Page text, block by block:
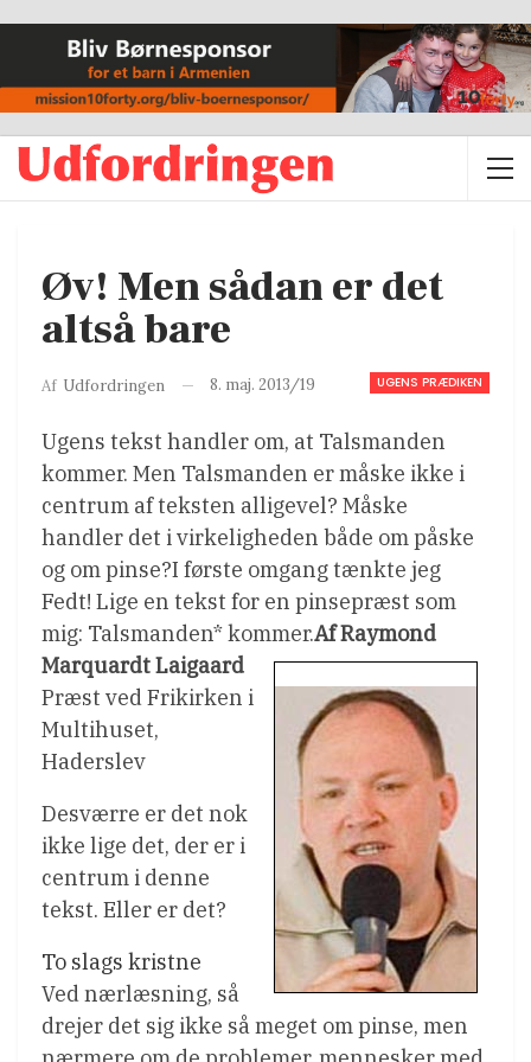
Øv! Men sådan er det
altså bare
UGENS PRÆDIKEN
Af Udfordringen 8. maj. 2013/19
Ugens tekst handler om, at Talsmanden
kommer. Men Talsmanden er måske ikke i
centrum af teksten alligevel? Måske
handler det i virkeligheden både om påske
og om pinse?I første omgang tænkte jeg
Fedt! Lige en tekst for en pinsepræst som
mig: Talsmanden* kommer.Af Raymond
Marquardt Laigaard
Præst ved Frikirken i
Multihuset,
Haderslev
Desværre er det nok
ikke lige det, der er i
centrum i denne
tekst. Eller er det?
To slags kristne
Ved nærlæsning, så
drejer det sig ikke så meget om pinse, men